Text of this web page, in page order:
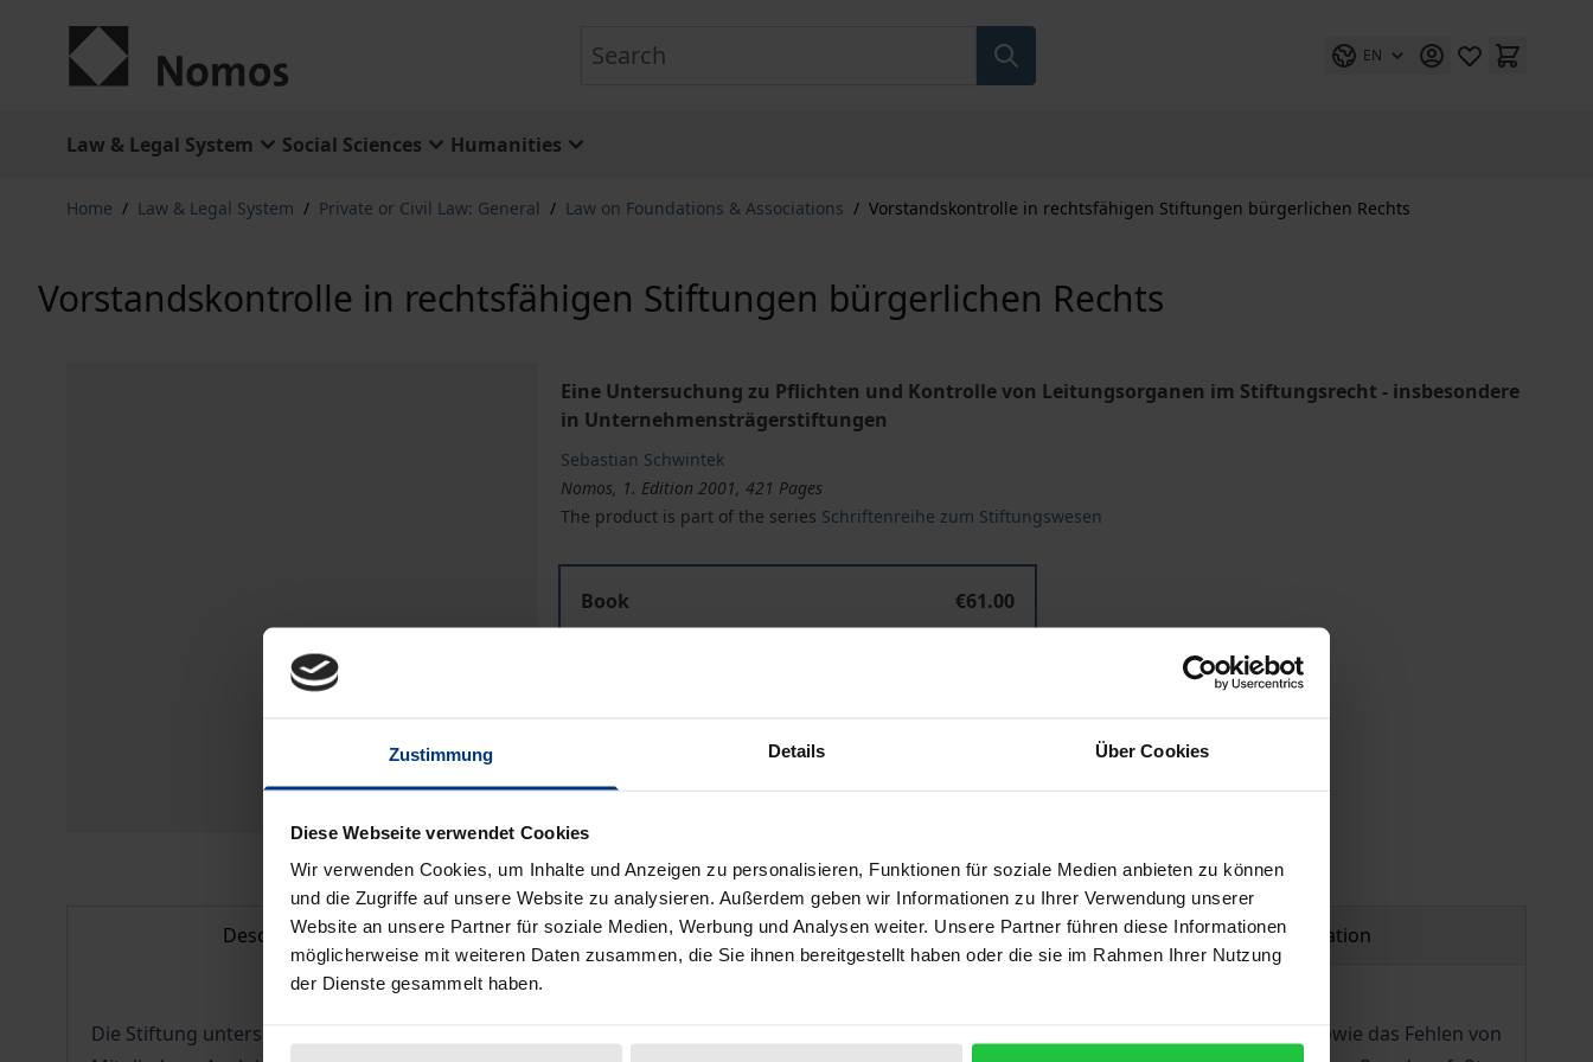
Zustimmung Details Über Cookies
Diese Webseite verwendet Cookies
Wir verwenden Cookies, um Inhalte und Anzeigen zu personalisieren, Funktionen für soziale Medien anbieten zu können
und die Zugriffe auf unsere Website zu analysieren. Außerdem geben wir Informationen zu Ihrer Verwendung unserer
Website an unsere Partner für soziale Medien, Werbung und Analysen weiter. Unsere Partner führen diese Informationen
möglicherweise mit weiteren Daten zusammen, die Sie ihnen bereitgestellt haben oder die sie im Rahmen Ihrer Nutzung
der Dienste gesammelt haben.
EN
Law & Legal System Social Sciences Humanities
Home / Law & Legal System / Private or Civil Law: General / Law on Foundations & Associations / Vorstandskontrolle in rechtsfähigen Stiftungen bürgerlichen Rechts
Vorstandskontrolle in rechtsfähigen Stiftungen bürgerlichen Rechts
Eine Untersuchung zu Pflichten und Kontrolle von Leitungsorganen im Stiftungsrecht - insbesondere
in Unternehmensträgerstiftungen
Sebastian Schwintek
Nomos, 1. Edition 2001, 421 Pages
The product is part of the series Schriftenreihe zum Stiftungswesen
Book
€61.00
Description Bibliographical data Product safety information
Die Stiftung unterscheidet sich von allen anderen juristischen Personen des Privatrechts durch ihre strikte Bindung an den Stifterwillen sowie das Fehlen von